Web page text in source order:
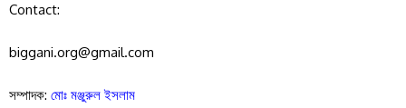
Contact:
biggani.org@gmail.com
সম্পাদক: মোঃ মঞ্জুরুল ইসলাম